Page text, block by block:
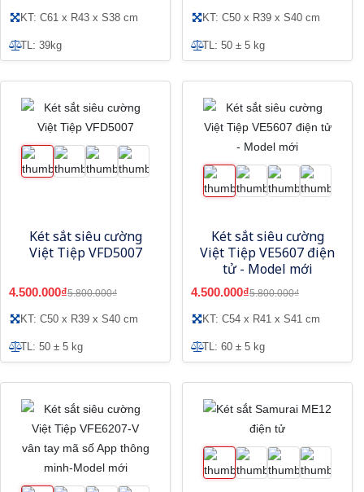
KT: C61 x R43 x S38 cm
TL: 39kg
KT: C50 x R39 x S40 cm
TL: 50 ± 5 kg
Két sắt siêu cường
Việt Tiệp VFD5007
4.500.000₫5.800.000₫
KT: C50 x R39 x S40 cm
TL: 50 ± 5 kg
Két sắt siêu cường
Việt Tiệp VE5607 điện
tử - Model mới
4.500.000₫5.800.000₫
KT: C54 x R41 x S41 cm
TL: 60 ± 5 kg